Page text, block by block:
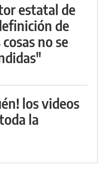
estatal de
de
no se
los videos
la